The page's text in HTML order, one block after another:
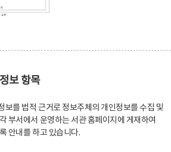
보 항목
보를 법적 근거로 정보주체의 개인정보를 수집 및
부서에서 운영하는 서관 홈페이지에 게재하여
안내를 하고 있습니다.